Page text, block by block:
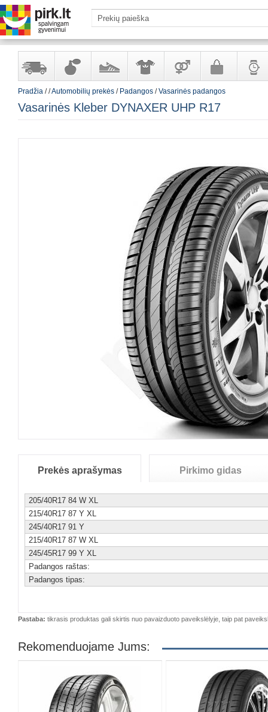
sandėlyje
ir
kosmetika
ir
aksesuarai
suaugusiems
Pradžia //Automobilių prekės / Padangos /Vasarinės padangos
Vasarinės Kleber DYNAXER UHP R17
Prekės aprašymas Pirkimo gidas
205/40R17 84 W XL
215/40R17 87 Y XL
245/40R17 91 Y
215/40R17 87 W XL
245/45R17 99 Y XL
Padangos raštas:
Padangos tipas:
Pastaba: tikrasis produktas gali skirtis nuo pavaizduoto paveikslėlyje, taip pat
Rekomenduojame Jums: